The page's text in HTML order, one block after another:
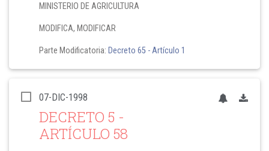
MINISTERIO DE AGRICULTURA
MODIFICA, MODIFICAR
Parte Modificatoria: Decreto 65 - Artículo 1
07-DIC-1998
DECRETO 5 -
ARTÍCULO 58